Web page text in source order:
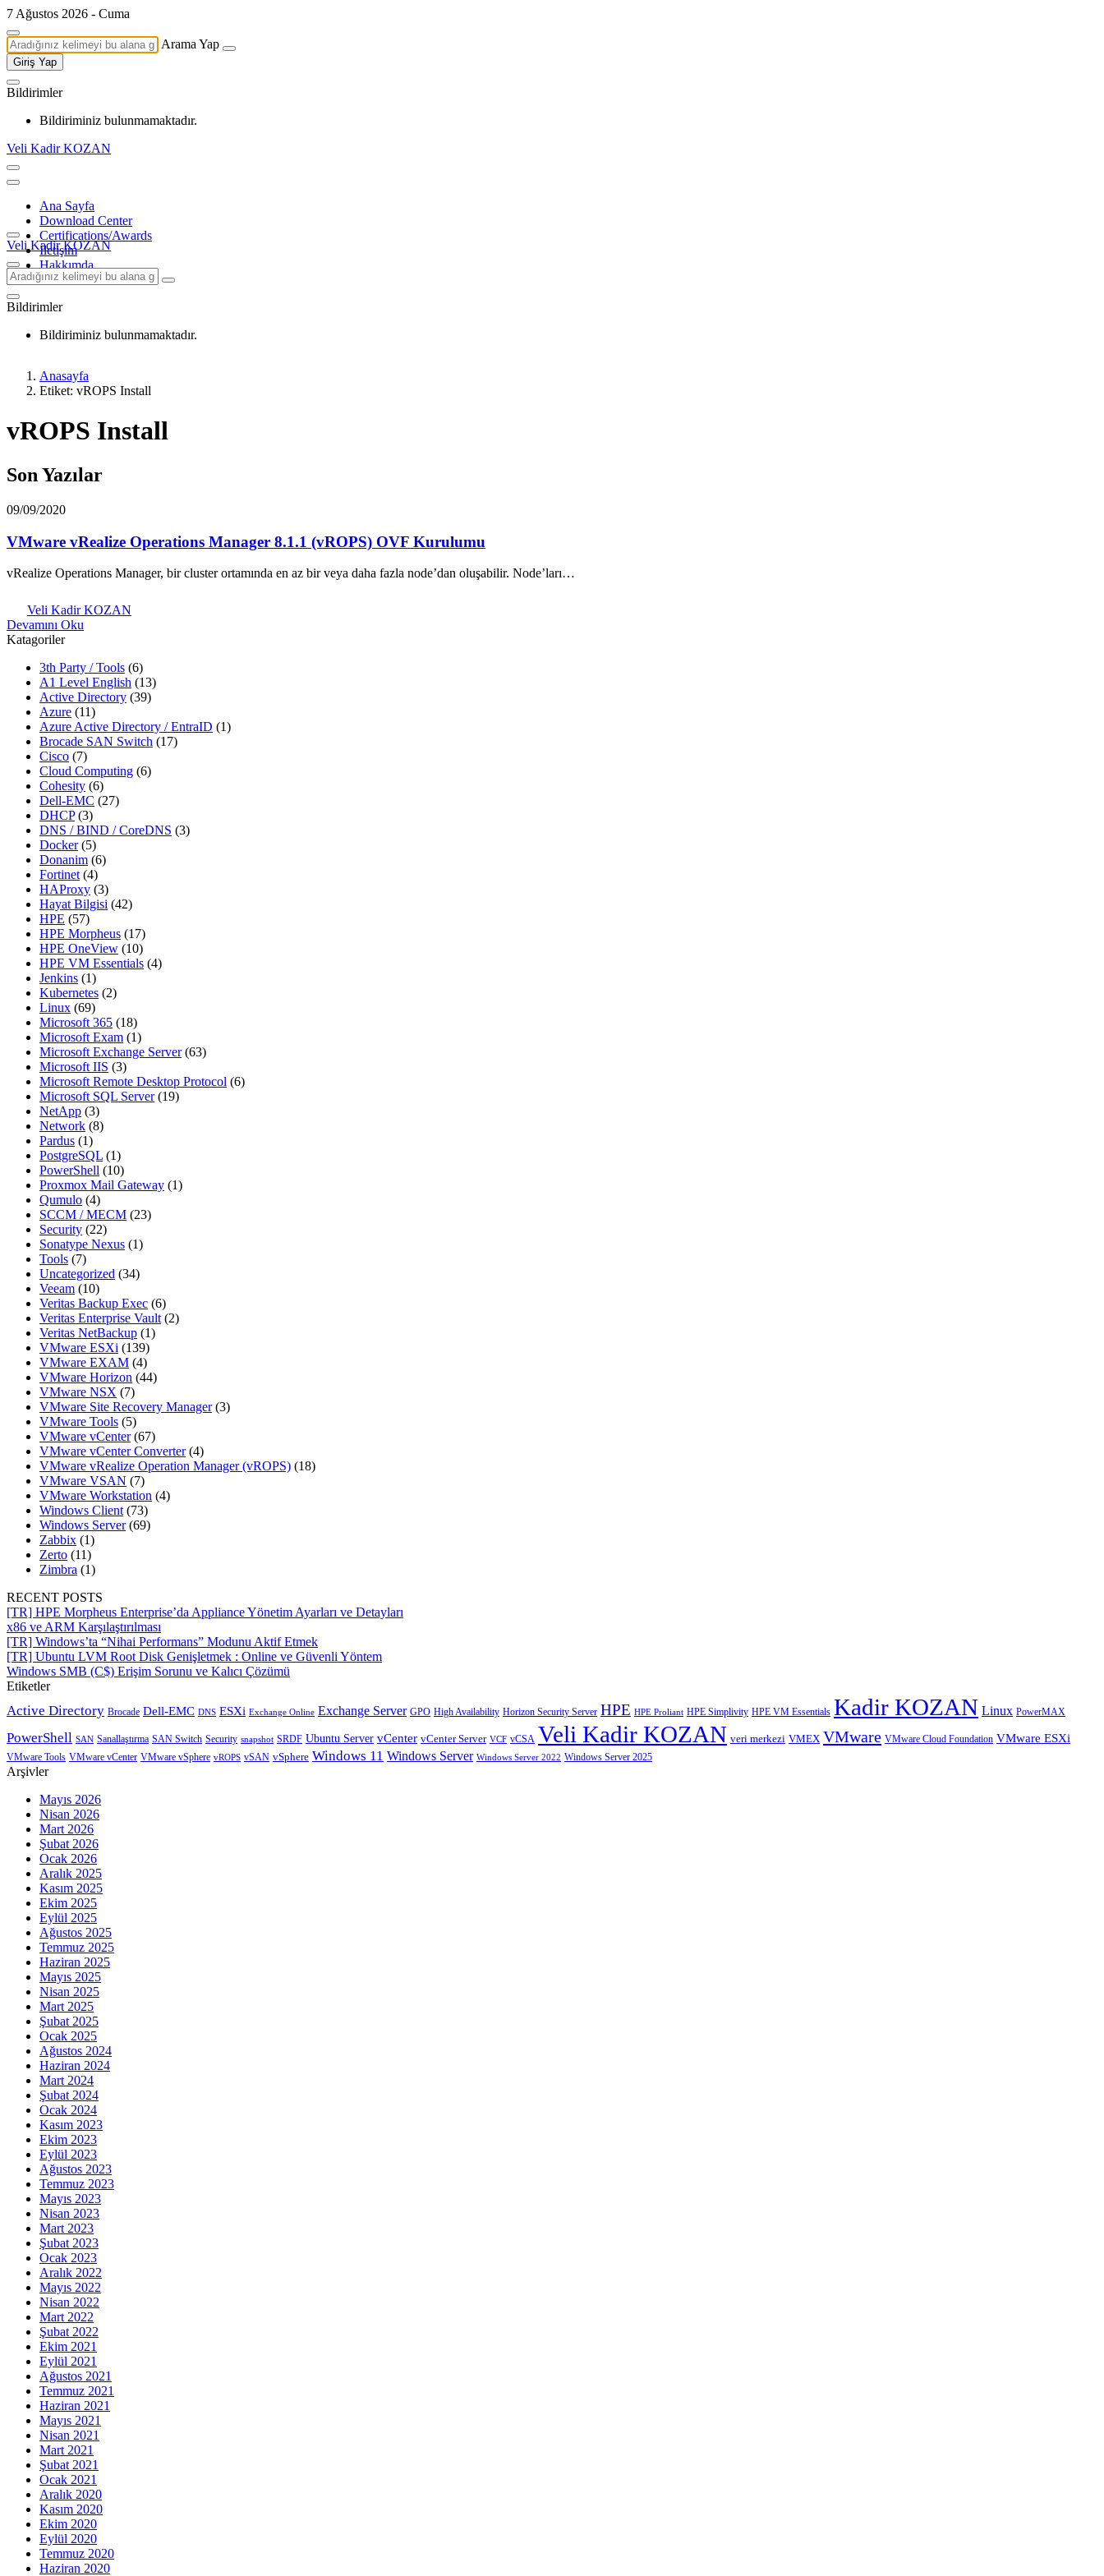
7 Ağustos 2026 - Cuma
Arama Yap
Giriş Yap
Bildirimler
Bildiriminiz bulunmamaktadır.
Veli Kadir KOZAN
Ana Sayfa
Download Center
Certifications/Awards
İletişim
Hakkımda
Veli Kadir KOZAN
Bildirimler
Bildiriminiz bulunmamaktadır.
Anasayfa
Etiket: vROPS Install
vROPS Install
Son Yazılar
09/09/2020
VMware vRealize Operations Manager 8.1.1 (vROPS) OVF Kurulumu
vRealize Operations Manager, bir cluster ortamında en az bir veya daha fazla node’dan oluşabilir. Node’ları…
Veli Kadir KOZAN
Devamını Oku
Katagoriler
3th Party / Tools (6)
A1 Level English (13)
Active Directory (39)
Azure (11)
Azure Active Directory / EntraID (1)
Brocade SAN Switch (17)
Cisco (7)
Cloud Computing (6)
Cohesity (6)
Dell-EMC (27)
DHCP(3)
DNS / BIND / CoreDNS (3)
Docker(5)
Donanim (6)
Fortinet (4)
HAProxy (3)
Hayat Bilgisi (42)
HPE (57)
HPE Morpheus (17)
HPE OneView (10)
HPE VM Essentials (4)
Jenkins (1)
Kubernetes (2)
Linux (69)
Microsoft 365 (18)
Microsoft Exam (1)
Microsoft Exchange Server(63)
Microsoft IIS (3)
Microsoft Remote Desktop Protocol (6)
Microsoft SQL Server(19)
NetApp (3)
Network (8)
Pardus (1)
PostgreSQL (1)
PowerShell (10)
Proxmox Mail Gateway (1)
Qumulo (4)
SCCM / MECM (23)
Security (22)
Sonatype Nexus (1)
Tools (7)
Uncategorized (34)
Veeam (10)
Veritas Backup Exec (6)
Veritas Enterprise Vault (2)
Veritas NetBackup (1)
VMware ESXi (139)
VMware EXAM (4)
VMware Horizon (44)
VMware NSX (7)
VMware Site Recovery Manager(3)
VMware Tools (5)
VMware vCenter(67)
VMware vCenter Converter(4)
VMware vRealize Operation Manager (vROPS) (18)
VMware VSAN (7)
VMware Workstation (4)
Windows Client (73)
Windows Server(69)
Zabbix (1)
Zerto (11)
Zimbra (1)
RECENT POSTS
[TR] HPE Morpheus Enterprise’da Appliance Yönetim Ayarları ve Detayları
x86 ve ARM Karşılaştırılması
[TR] Windows’ta “Nihai Performans” Modunu Aktif Etmek
[TR] Ubuntu LVM Root Disk Genişletmek : Online ve Güvenli Yöntem
Windows SMB (C$) Erişim Sorunu ve Kalıcı Çözümü
Etiketler
Active Directory Brocade Dell-EMC DNS ESXi Exchange Online Exchange Server GPO High Availability Horizon Security Server HPE HPE Proliant HPE Simplivity HPE VM Essentials Kadir KOZAN Linux PowerMAX
PowerShell SAN Sanallaştırma SAN Switch Security snapshot SRDF Ubuntu Server vCenter vCenter Server VCF vCSA Veli Kadir KOZAN veri merkezi VMEX VMware VMware Cloud Foundation VMware ESXi
VMware Tools VMware vCenter VMware vSphere vROPS vSAN vSphere Windows 11 Windows Server Windows Server 2022 Windows Server 2025
Arşivler
Mayıs 2026
Nisan 2026
Mart 2026
Şubat 2026
Ocak 2026
Aralık 2025
Kasım 2025
Ekim 2025
Eylül 2025
Ağustos 2025
Temmuz 2025
Haziran 2025
Mayıs 2025
Nisan 2025
Mart 2025
Şubat 2025
Ocak 2025
Ağustos 2024
Haziran 2024
Mart 2024
Şubat 2024
Ocak 2024
Kasım 2023
Ekim 2023
Eylül 2023
Ağustos 2023
Temmuz 2023
Mayıs 2023
Nisan 2023
Mart 2023
Şubat 2023
Ocak 2023
Aralık 2022
Mayıs 2022
Nisan 2022
Mart 2022
Şubat 2022
Ekim 2021
Eylül 2021
Ağustos 2021
Temmuz 2021
Haziran 2021
Mayıs 2021
Nisan 2021
Mart 2021
Şubat 2021
Ocak 2021
Aralık 2020
Kasım 2020
Ekim 2020
Eylül 2020
Temmuz 2020
Haziran 2020